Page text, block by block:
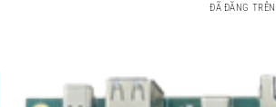
ĐÃ ĐĂNG